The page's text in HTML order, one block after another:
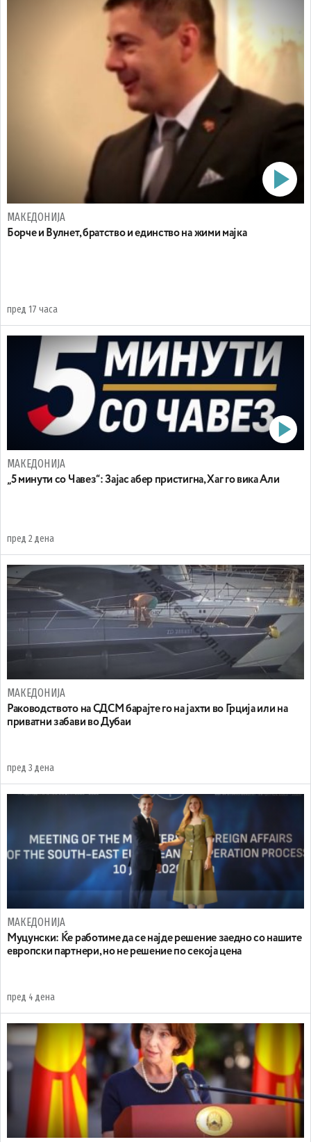
МАКЕДОНИЈА
Борче и Вулнет, братство и единство на жими мајка
пред 17 часа
МАКЕДОНИЈА
„5 минути со Чавез“: Зајас абер пристигна, Хаг го вика Али
пред 2 дена
МАКЕДОНИЈА
Раководството на СДСМ барајте го на јахти во Грција или на
приватни забави во Дубаи
пред 3 дена
МАКЕДОНИЈА
Муцунски: Ќе работиме да се најде решение заедно со нашите
европски партнери, но не решение по секоја цена
пред 4 дена